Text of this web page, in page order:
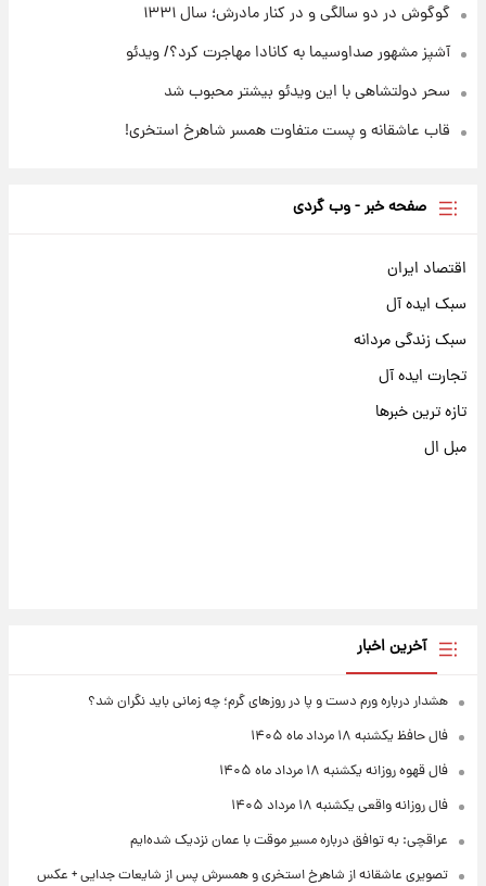
گوگوش در دو سالگی و در کنار مادرش؛ سال ۱۳۳۱
آشپز مشهور صداوسیما به کانادا مهاجرت کرد؟/ ویدئو
سحر دولتشاهی با این ویدئو بیشتر محبوب شد
قاب عاشقانه و پست متفاوت همسر شاهرخ استخری!
صفحه خبر - وب گردی
اقتصاد ایران
سبک ایده آل
سبک زندگی مردانه
تجارت ایده آل
تازه ترین خبرها
مبل ال
آخرین اخبار
هشدار درباره ورم دست و پا در روزهای گرم؛ چه زمانی باید نگران شد؟
فال حافظ یکشنبه ۱۸ مرداد ماه ۱۴۰۵
فال قهوه روزانه یکشنبه ۱۸ مرداد ماه ۱۴۰۵
فال روزانه واقعی یکشنبه ۱۸ مرداد ۱۴۰۵
عراقچی: به توافق درباره مسیر موقت با عمان نزدیک شده‌ایم
تصویری عاشقانه از شاهرخ استخری و همسرش پس از شایعات جدایی + عکس